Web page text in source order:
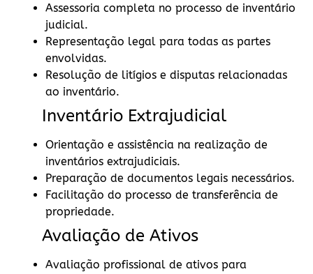
Assessoria completa no processo de inventário
judicial.
Representação legal para todas as partes
envolvidas.
Resolução de litígios e disputas relacionadas
ao inventário.
Inventário Extrajudicial
Orientação e assistência na realização de
inventários extrajudiciais.
Preparação de documentos legais necessários.
Facilitação do processo de transferência de
propriedade.
Avaliação de Ativos
Avaliação profissional de ativos para